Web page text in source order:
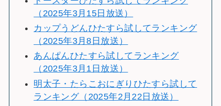
（2025年3月15日放送）
カップうどんひたすら試してランキング
（2025年3月8日放送）
あんぱんひたすら試してランキング
（2025年3月1日放送）
明太子・たらこおにぎりひたすら試して
ランキング（2025年2月22日放送）